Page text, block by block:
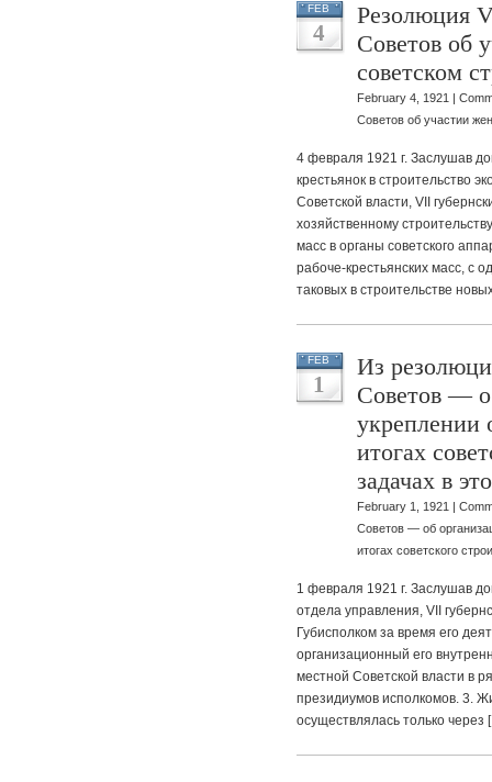
FEB
4
Резолюция
Советов об
советском
February 4, 1921 |
Советов об участии
4 февраля 1921 г. Заслушав
крестьянок в строительство
Советской власти, VII
хозяйственному
масс в органы советского
рабоче-крестьянских масс, с
таковых в строительстве
FEB
1
Из
Советов —
укреплении
итогах
задачах в
February 1, 1921 |
Советов — об
итогах советского
1 февраля 1921 г. Заслушав
отдела управления, VII
Губисполком за время его
организационный его
местной Советской власти в
президиумов исполкомов. 3.
осуществлялась только через